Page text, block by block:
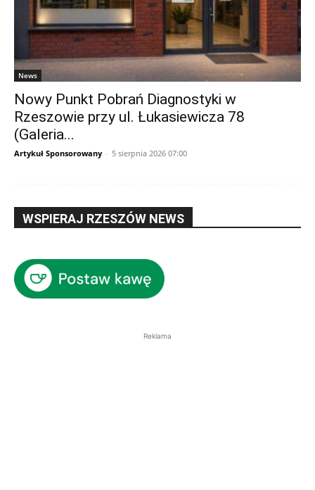
News
Nowy Punkt Pobrań Diagnostyki w
Rzeszowie przy ul. Łukasiewicza 78
(Galeria...
Artykuł Sponsorowany - 5 sierpnia 2026 07:00
WSPIERAJ RZESZÓW NEWS
Reklama